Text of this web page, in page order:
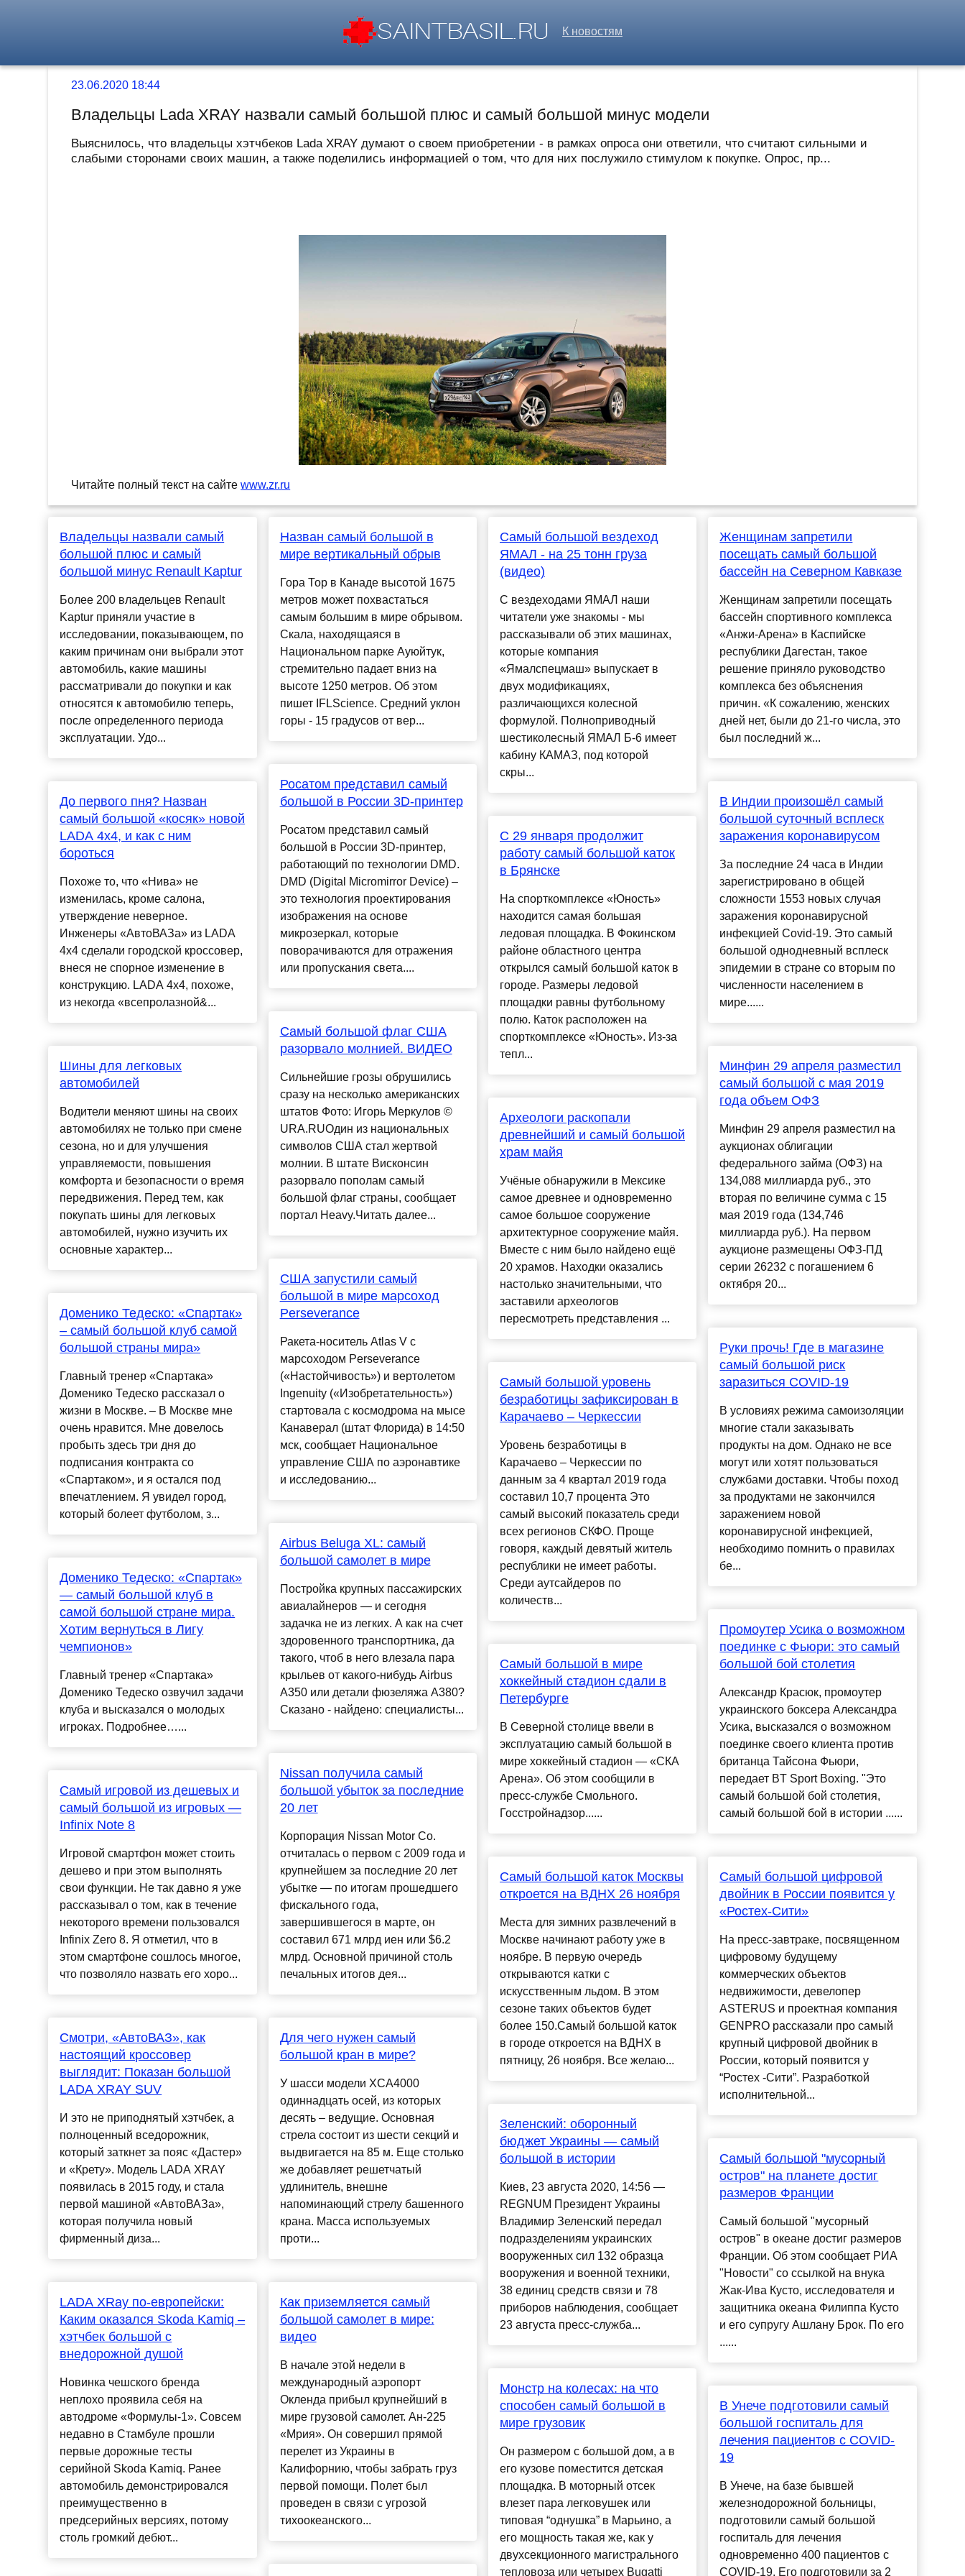
К новостям
23.06.2020 18:44
Владельцы Lada XRAY назвали самый большой плюс и самый большой минус модели
Выяснилось, что владельцы хэтчбеков Lada XRAY думают о своем приобретении - в рамках опроса они ответили, что считают сильными и
слабыми сторонами своих машин, а также поделились информацией о том, что для них послужило стимулом к покупке. Опрос, пр...
Читайте полный текст на сайтеwww.zr.ru
Владельцы назвали самый
большой плюс и самый
большой минус Renault Kaptur
Более 200 владельцев Renault
Kaptur приняли участие в
исследовании, показывающем, по
каким причинам они выбрали этот
автомобиль, какие машины
рассматривали до покупки и как
относятся к автомобилю теперь,
после определенного периода
эксплуатации. Удо...
До первого пня? Назван
самый большой «косяк» новой
LADA 4x4, и как с ним
бороться
Похоже то, что «Нива» не
изменилась, кроме салона,
утверждение неверное.
Инженеры «АвтоВАЗа» из LADA
4x4 сделали городской кроссовер,
внеся не спорное изменение в
конструкцию. LADA 4x4, похоже,
из некогда «всепролазной&...
Шины для легковых
автомобилей
Водители меняют шины на своих
автомобилях не только при смене
сезона, но и для улучшения
управляемости, повышения
комфорта и безопасности о время
передвижения. Перед тем, как
покупать шины для легковых
автомобилей, нужно изучить их
основные характер...
Доменико Тедеско: «Спартак»
– самый большой клуб самой
большой страны мира»
Главный тренер «Спартака»
Доменико Тедеско рассказал о
жизни в Москве. – В Москве мне
очень нравится. Мне довелось
пробыть здесь три дня до
подписания контракта со
«Спартаком», и я остался под
впечатлением. Я увидел город,
который болеет футболом, з...
Доменико Тедеско: «Спартак»
— самый большой клуб в
самой большой стране мира.
Хотим вернуться в Лигу
чемпионов»
Главный тренер «Спартака»
Доменико Тедеско озвучил задачи
клуба и высказался о молодых
игроках. Подробнее…...
Самый игровой из дешевых и
самый большой из игровых —
Infinix Note 8
Игровой смартфон может стоить
дешево и при этом выполнять
свои функции. Не так давно я уже
рассказывал о том, как в течение
некоторого времени пользовался
Infinix Zero 8. Я отметил, что в
этом смартфоне сошлось многое,
что позволяло назвать его хоро...
Смотри, «АвтоВАЗ», как
настоящий кроссовер
выглядит: Показан большой
LADA XRAY SUV
И это не приподнятый хэтчбек, а
полноценный вседорожник,
который заткнет за пояс «Дастер»
и «Крету». Модель LADA XRAY
появилась в 2015 году, и стала
первой машиной «АвтоВАЗа»,
которая получила новый
фирменный диза...
LADA XRay по-европейски:
Каким оказался Skoda Kamiq –
хэтчбек большой с
внедорожной душой
Новинка чешского бренда
неплохо проявила себя на
автодроме «Формулы-1». Совсем
недавно в Стамбуле прошли
первые дорожные тесты
серийной Skoda Kamiq. Ранее
автомобиль демонстрировался
преимущественно в
предсерийных версиях, потому
столь громкий дебют...
Назван самый большой в
мире вертикальный обрыв
Гора Тор в Канаде высотой 1675
метров может похвастаться
самым большим в мире обрывом.
Скала, находящаяся в
Национальном парке Ауюйтук,
стремительно падает вниз на
высоте 1250 метров. Об этом
пишет IFLScience. Средний уклон
горы - 15 градусов от вер...
Росатом представил самый
большой в России 3D-принтер
Росатом представил самый
большой в России 3D-принтер,
работающий по технологии DMD.
DMD (Digital Micromirror Device) –
это технология проектирования
изображения на основе
микрозеркал, которые
поворачиваются для отражения
или пропускания света....
Самый большой флаг США
разорвало молнией. ВИДЕО
Сильнейшие грозы обрушились
сразу на несколько американских
штатов Фото: Игорь Меркулов ©
URA.RUОдин из национальных
символов США стал жертвой
молнии. В штате Висконсин
разорвало пополам самый
большой флаг страны, сообщает
портал Heavy.Читать далее...
США запустили самый
большой в мире марсоход
Perseverance
Ракета-носитель Atlas V с
марсоходом Perseverance
(«Настойчивость») и вертолетом
Ingenuity («Изобретательность»)
стартовала с космодрома на мысе
Канаверал (штат Флорида) в 14:50
мск, сообщает Национальное
управление США по аэронавтике
и исследованию...
Airbus Beluga XL: самый
большой самолет в мире
Постройка крупных пассажирских
авиалайнеров — и сегодня
задачка не из легких. А как на счет
здоровенного транспортника, да
такого, чтоб в него влезала пара
крыльев от какого-нибудь Airbus
A350 или детали фюзеляжа A380?
Сказано - найдено: специалисты...
Nissan получила самый
большой убыток за последние
20 лет
Корпорация Nissan Motor Co.
отчиталась о первом с 2009 года и
крупнейшем за последние 20 лет
убытке — по итогам прошедшего
фискального года,
завершившегося в марте, он
составил 671 млрд иен или $6.2
млрд. Основной причиной столь
печальных итогов дея...
Для чего нужен самый
большой кран в мире?
У шасси модели XCA4000
одиннадцать осей, из которых
десять – ведущие. Основная
стрела состоит из шести секций и
выдвигается на 85 м. Еще столько
же добавляет решетчатый
удлинитель, внешне
напоминающий стрелу башенного
крана. Масса используемых
проти...
Как приземляется самый
большой самолет в мире:
видео
В начале этой недели в
международный аэропорт
Окленда прибыл крупнейший в
мире грузовой самолет. Ан-225
«Мрия». Он совершил прямой
перелет из Украины в
Калифорнию, чтобы забрать груз
первой помощи. Полет был
проведен в связи с угрозой
тихоокеанского...
Самый большой вездеход
ЯМАЛ - на 25 тонн груза
(видео)
С вездеходами ЯМАЛ наши
читатели уже знакомы - мы
рассказывали об этих машинах,
которые компания
«Ямалспецмаш» выпускает в
двух модификациях,
различающихся колесной
формулой. Полноприводный
шестиколесный ЯМАЛ Б-6 имеет
кабину КАМАЗ, под которой
скры...
С 29 января продолжит
работу самый большой каток
в Брянске
На спорткомплексе «Юность»
находится самая большая
ледовая площадка. В Фокинском
районе областного центра
открылся самый большой каток в
городе. Размеры ледовой
площадки равны футбольному
полю. Каток расположен на
спорткомплексе «Юность». Из-за
тепл...
Археологи раскопали
древнейший и самый большой
храм майя
Учёные обнаружили в Мексике
самое древнее и одновременно
самое большое сооружение
архитектурное сооружение майя.
Вместе с ним было найдено ещё
20 храмов. Находки оказались
настолько значительными, что
заставили археологов
пересмотреть представления ...
Самый большой уровень
безработицы зафиксирован в
Карачаево – Черкессии
Уровень безработицы в
Карачаево – Черкессии по
данным за 4 квартал 2019 года
составил 10,7 процента Это
самый высокий показатель среди
всех регионов СКФО. Проще
говоря, каждый девятый житель
республики не имеет работы.
Среди аутсайдеров по
количеств...
Самый большой в мире
хоккейный стадион сдали в
Петербурге
В Северной столице ввели в
эксплуатацию самый большой в
мире хоккейный стадион — «СКА
Арена». Об этом сообщили в
пресс-службе Смольного.
Госстройнадзор......
Самый большой каток Москвы
откроется на ВДНХ 26 ноября
Места для зимних развлечений в
Москве начинают работу уже в
ноябре. В первую очередь
открываются катки с
искусственным льдом. В этом
сезоне таких объектов будет
более 150.Самый большой каток
в городе откроется на ВДНХ в
пятницу, 26 ноября. Все желаю...
Зеленский: оборонный
бюджет Украины — самый
большой в истории
Киев, 23 августа 2020, 14:56 —
REGNUM Президент Украины
Владимир Зеленский передал
подразделениям украинских
вооруженных сил 132 образца
вооружения и военной техники,
38 единиц средств связи и 78
приборов наблюдения, сообщает
23 августа пресс-служба...
Монстр на колесах: на что
способен самый большой в
мире грузовик
Он размером с большой дом, а в
его кузове поместится детская
площадка. В моторный отсек
влезет пара легковушек или
типовая “однушка” в Марьино, а
его мощность такая же, как у
двухсекционного магистрального
тепловоза или четырех Bugatti
Женщинам запретили
посещать самый большой
бассейн на Северном Кавказе
Женщинам запретили посещать
бассейн спортивного комплекса
«Анжи-Арена» в Каспийске
республики Дагестан, такое
решение приняло руководство
комплекса без объяснения
причин. «К сожалению, женских
дней нет, были до 21-го числа, это
был последний ж...
В Индии произошёл самый
большой суточный всплеск
заражения коронавирусом
За последние 24 часа в Индии
зарегистрировано в общей
сложности 1553 новых случая
заражения коронавирусной
инфекцией Covid-19. Это самый
большой однодневный всплеск
эпидемии в стране со вторым по
численности населением в
мире......
Минфин 29 апреля разместил
самый большой с мая 2019
года объем ОФЗ
Минфин 29 апреля разместил на
аукционах облигации
федерального займа (ОФЗ) на
134,088 миллиарда руб., это
вторая по величине сумма с 15
мая 2019 года (134,746
миллиарда руб.). На первом
аукционе размещены ОФЗ-ПД
серии 26232 с погашением 6
октября 20...
Руки прочь! Где в магазине
самый большой риск
заразиться COVID-19
В условиях режима самоизоляции
многие стали заказывать
продукты на дом. Однако не все
могут или хотят пользоваться
службами доставки. Чтобы поход
за продуктами не закончился
заражением новой
коронавирусной инфекцией,
необходимо помнить о правилах
бе...
Промоутер Усика о возможном
поединке с Фьюри: это самый
большой бой столетия
Александр Красюк, промоутер
украинского боксера Александра
Усика, высказался о возможном
поединке своего клиента против
британца Тайсона Фьюри,
передает BT Sport Boxing. "Это
самый большой бой столетия,
самый большой бой в истории ......
Самый большой цифровой
двойник в России появится у
«Ростех-Сити»
На пресс-завтраке, посвященном
цифровому будущему
коммерческих объектов
недвижимости, девелопер
ASTERUS и проектная компания
GENPRO рассказали про самый
крупный цифровой двойник в
России, который появится у
“Ростех -Сити”. Разработкой
исполнительной...
Самый большой "мусорный
остров" на планете достиг
размеров Франции
Самый большой "мусорный
остров" в океане достиг размеров
Франции. Об этом сообщает РИА
"Новости" со ссылкой на внука
Жак-Ива Кусто, исследователя и
защитника океана Филиппа Кусто
и его супругу Ашлану Брок. По его
......
В Унече подготовили самый
большой госпиталь для
лечения пациентов с COVID-
19
В Унече, на базе бывшей
железнодорожной больницы,
подготовили самый большой
госпиталь для лечения
одновременно 400 пациентов с
COVID-19. Его подготовили за 2